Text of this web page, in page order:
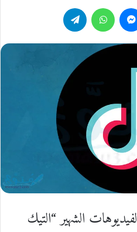
ماسنجر واتساب
الشهير “التيك